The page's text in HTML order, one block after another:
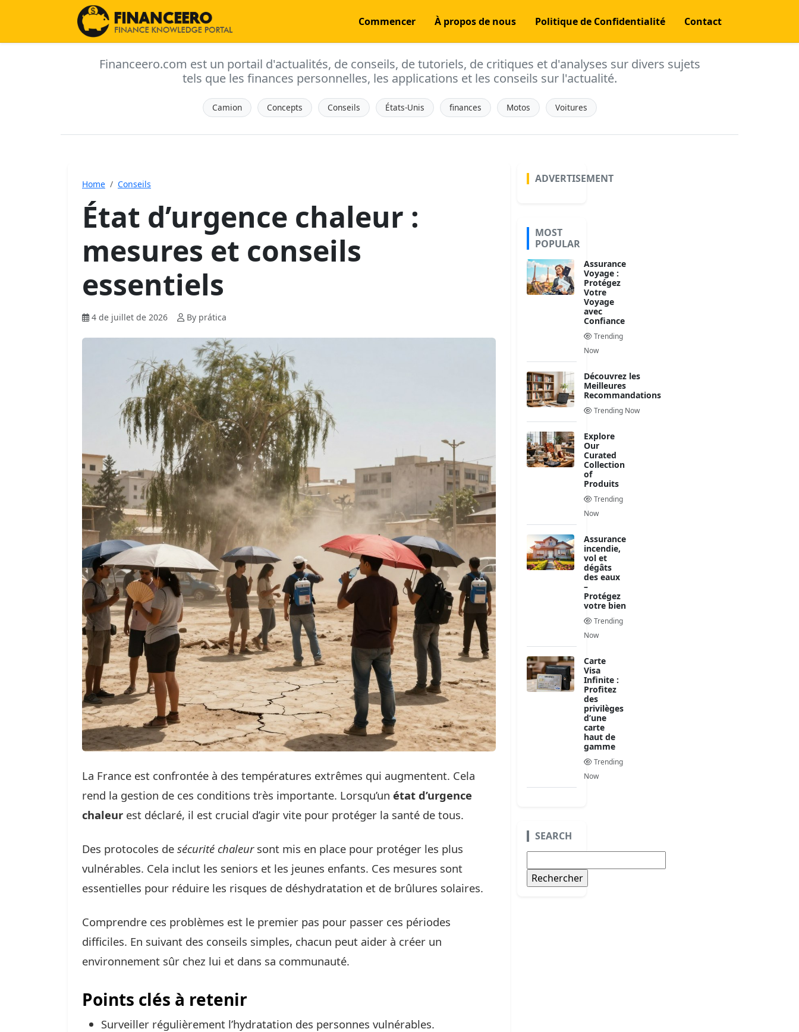
Commencer À propos de nous Politique de Confidentialité Contact
Financeero.com est un portail d'actualités, de conseils, de tutoriels, de critiques et d'analyses sur divers sujets
tels que les finances personnelles, les applications et les conseils sur l'actualité.
Camion Concepts Conseils États-Unis finances Motos Voitures
Home Conseils
État d’urgence chaleur :
mesures et conseils
essentiels
4 de juillet de 2026 By prática
La France est confrontée à des températures extrêmes qui augmentent. Cela
rend la gestion de ces conditions très importante. Lorsqu’un état d’urgence
chaleur est déclaré, il est crucial d’agir vite pour protéger la santé de tous.
Des protocoles de sécurité chaleursont mis en place pour protéger les plus
vulnérables. Cela inclut les seniors et les jeunes enfants. Ces mesures sont
essentielles pour réduire les risques de déshydratation et de brûlures solaires.
Comprendre ces problèmes est le premier pas pour passer ces périodes
difficiles. En suivant des conseils simples, chacun peut aider à créer un
environnement sûr chez lui et dans sa communauté.
Points clés à retenir
Surveiller régulièrement l’hydratation des personnes vulnérables.
ADVERTISEMENT
MOST
POPULAR
Assurance
Voyage :
Protégez
Votre
Voyage
avec
Confiance
Trending
Now
Découvrez les
Meilleures
Recommandations
Trending Now
Explore
Our
Curated
Collection
of
Produits
Trending
Now
Assurance
incendie,
vol et
dégâts
des eaux
–
Protégez
votre bien
Trending
Now
Carte
Visa
Infinite :
Profitez
des
privilèges
d’une
carte
haut de
gamme
Trending
Now
SEARCH